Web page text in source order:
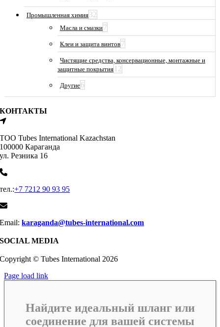
Промышленная химия32
Масла и смазки7
Клеи и защита винтов7
Чистящие средства, консервационные, монтажные и
защитные покрытия 12
Другие6
КОНТАКТЫ
ТОО Tubes International Kazachstan
100000 Караганда
ул. Резника 16
тел.:+7 7212 90 93 95
Email:karaganda@tubes-international.com
SOCIAL MEDIA
Copyright © Tubes International 2026
Page load link
Найдите идеальный шланг или
соединение для вашей системы